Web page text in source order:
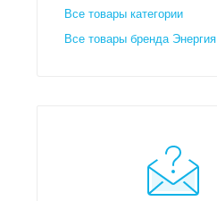
Все товары категории
Все товары бренда Энергия